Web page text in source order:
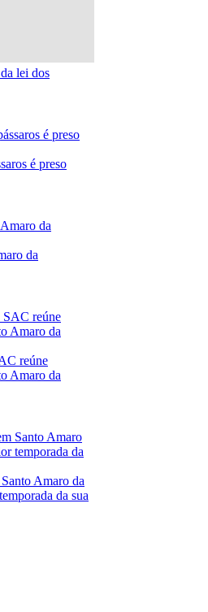
lei dos
é preso
da
reúne
Amaro da
Amaro da
da sua